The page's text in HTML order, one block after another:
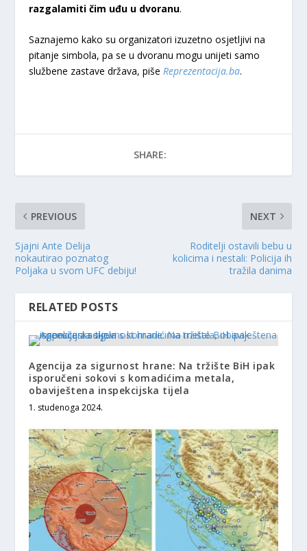
razgalamiti čim uđu u dvoranu.
Saznajemo kako su organizatori izuzetno osjetljivi na
pitanje simbola, pa se u dvoranu mogu unijeti samo
službene zastave država, pišeReprezentacija.ba.
SHARE:
PREVIOUS
Sjajni Ante Delija
nokautirao poznatog
Poljaka u svom UFC debiju!
NEXT
Roditelji ostavili bebu u
kolicima i nestali: Policija ih
tražila danima
RELATED POSTS
Agencija za sigurnost hrane: Na tržište BiH ipak
isporučeni sokovi s komadićima metala,
obaviještena inspekcijska tijela
1. studenoga 2024.